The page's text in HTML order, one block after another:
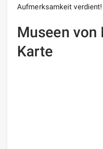
Aufmerksamkeit verdient!
Museen
Karte